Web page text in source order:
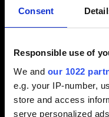
Consent
Responsible use of
We and our 1022
e.g. your IP-number,
store and access
serve personalized